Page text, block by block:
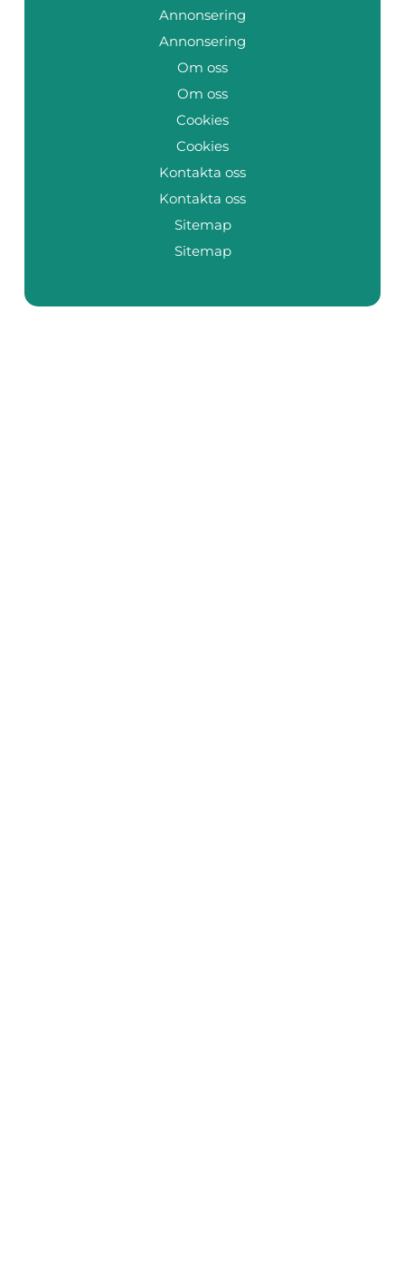
Annonsering
Annonsering
Om oss
Om oss
Cookies
Cookies
Kontakta oss
Kontakta oss
Sitemap
Sitemap